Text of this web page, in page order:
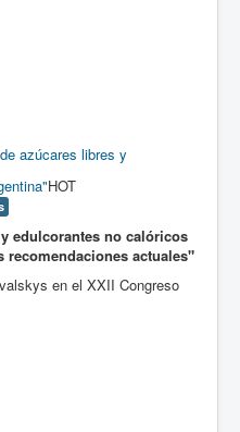
azúcares libres y
HOT
edulcorantes no calóricos
recomendaciones actuales"
en el XXII Congreso